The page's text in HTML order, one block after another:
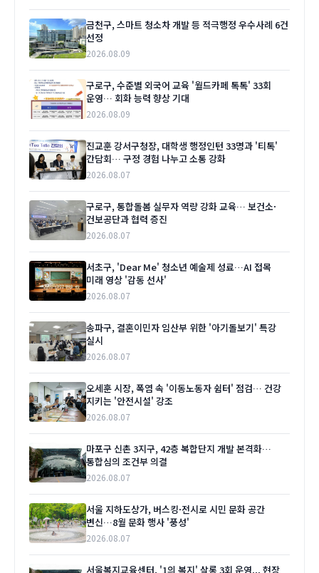
금천구, 스마트 청소차 개발 등 적극행정 우수사례 6건
선정
2026.08.09
구로구, 수준별 외국어 교육 '월드카페 톡톡' 33회
운영… 회화 능력 향상 기대
2026.08.09
진교훈 강서구청장, 대학생 행정인턴 33명과 '티톡'
간담회… 구정 경험 나누고 소통 강화
2026.08.07
구로구, 통합돌봄 실무자 역량 강화 교육… 보건소·
건보공단과 협력 증진
2026.08.07
서초구, 'Dear Me' 청소년 예술제 성료…AI 접목
미래 영상 '감동 선사'
2026.08.07
송파구, 결혼이민자 임산부 위한 '아기돌보기' 특강
실시
2026.08.07
오세훈 시장, 폭염 속 '이동노동자 쉼터' 점검… 건강
지키는 '안전시설' 강조
2026.08.07
마포구 신촌 3지구, 42층 복합단지 개발 본격화…
통합심의 조건부 의결
2026.08.07
서울 지하도상가, 버스킹·전시로 시민 문화 공간
변신…8월 문화 행사 '풍성'
2026.08.07
서울복지교육센터, '1의 복지' 살롱 3회 운영... 현장